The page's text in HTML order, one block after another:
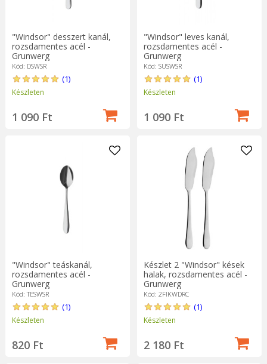
"Windsor" desszert kanál,
rozsdamentes acél -
Grunwerg
Kód: DSWSR
(1)
Készleten
1 090 Ft
"Windsor" leves kanál,
rozsdamentes acél -
Grunwerg
Kód: SUSWSR
(1)
Készleten
1 090 Ft
"Windsor" teáskanál,
rozsdamentes acél -
Grunwerg
Kód: TESWSR
(1)
Készleten
820 Ft
Készlet 2 "Windsor" kések
halak, rozsdamentes acél -
Grunwerg
Kód: 2FIKWDRC
(1)
Készleten
2 180 Ft